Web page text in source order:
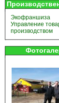
Экофраншиза
Управление
производством